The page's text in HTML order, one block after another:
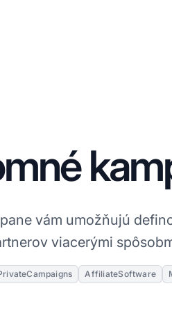
vám umožňujú
viacerými
AffiliateSoftware